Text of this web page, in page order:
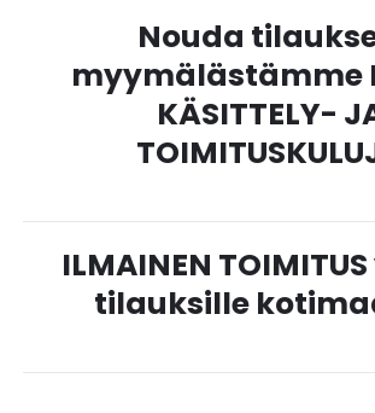
Nouda
myymälästämme
KÄSITTELY-
ILMAINEN
tilauksille